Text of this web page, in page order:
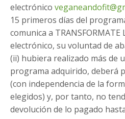
electrónico
15 primeros días del
comunica a
electrónico, su voluntad de
(ii) hubiera realizado más de
programa adquirido, deberá
(con independencia de la
elegidos) y, por tanto, no
devolución de lo pagado